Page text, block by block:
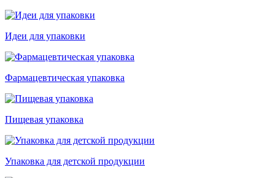
Идеи для упаковки
Фармацевтическая упаковка
Пищевая упаковка
Упаковка для детской продукции